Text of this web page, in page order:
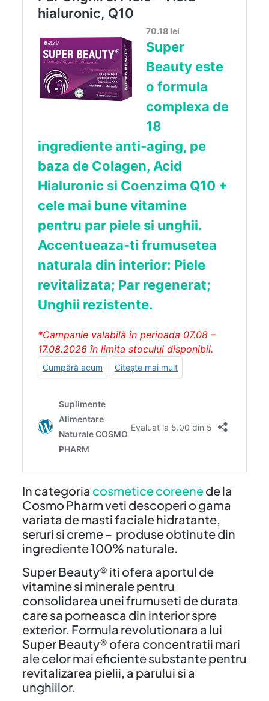
In categoria cosmetice coreenede la
Cosmo Pharm veti descoperi o gama
variata de masti faciale hidratante,
seruri si creme – produse obtinute din
ingrediente 100% naturale.
Super Beauty® iti ofera aportul de
vitamine si minerale pentru
consolidarea unei frumuseti de durata
care sa porneasca din interior spre
exterior. Formula revolutionara a lui
Super Beauty® ofera concentratii mari
ale celor mai eficiente substante pentru
revitalizarea pielii, a parului si a
unghiilor.